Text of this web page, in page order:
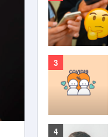
3
4